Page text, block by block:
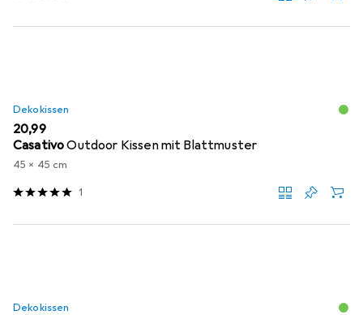
Dekokissen
EUR
20,99
CasativoOutdoor Kissen mit Blattmuster
45 x 45 cm
1
Dekokissen